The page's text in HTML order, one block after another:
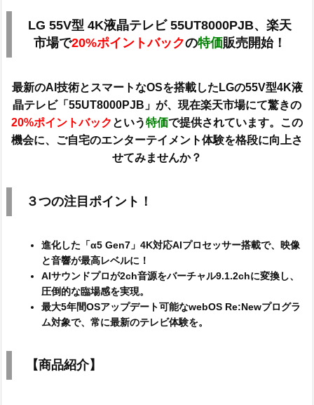
LG 55V型 4K液晶テレビ 55UT8000PJB、楽天
市場で20%ポイントバックの特価販売開始！
最新のAI技術とスマートなOSを搭載したLGの55V型4K液
晶テレビ「55UT8000PJB」が、現在楽天市場にて驚きの
20%ポイントバック という特価で提供されています。この
機会に、ご自宅のエンターテイメント体験を格段に向上さ
せてみませんか？
３つの注目ポイント！
進化した「α5 Gen7」4K対応AIプロセッサー搭載で、映像
と音響が最高レベルに！
AIサウンドプロが2ch音源をバーチャル9.1.2chに変換し、
圧倒的な臨場感を実現。
最大5年間OSアップデート可能なwebOS Re:Newプログラ
ム対象で、常に最新のテレビ体験を。
【商品紹介】